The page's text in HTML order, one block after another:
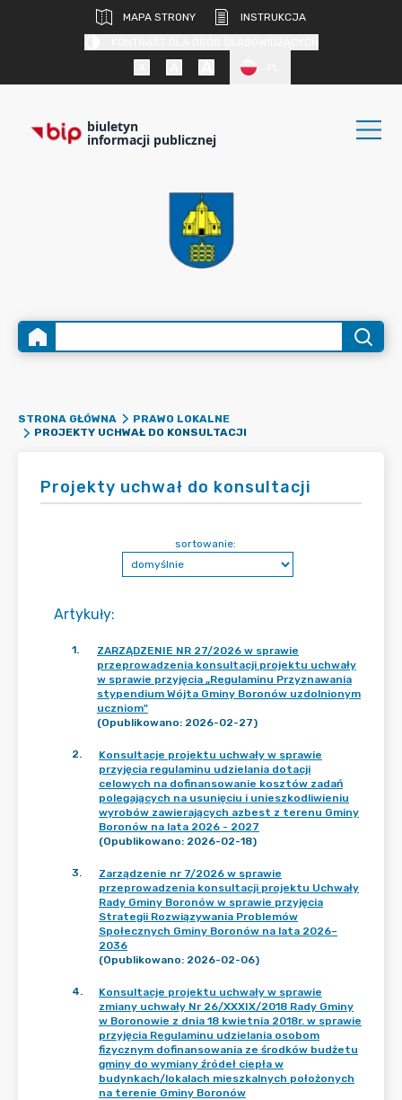
MAPA STRONY
INSTRUKCJA
biuletyn
informacji publicznej
STRONA GŁÓWNA
PRAWO LOKALNE
PROJEKTY UCHWAŁ DO KONSULTACJI
Projekty uchwał do konsultacji
Artykuły:
sortowanie:
1.
ZARZĄDZENIE NR 27/2026 w sprawie
przeprowadzenia konsultacji projektu uchwały
w sprawie przyjęcia „Regulaminu Przyznawania
stypendium Wójta Gminy Boronów uzdolnionym
uczniom"
(Opublikowano: 2026-02-27)
2.
Konsultacje projektu uchwały w sprawie
przyjęcia regulaminu udzielania dotacji
celowych na dofinansowanie kosztów zadań
polegających na usunięciu i unieszkodliwieniu
wyrobów zawierających azbest z terenu Gminy
Boronów na lata 2026 - 2027
(Opublikowano: 2026-02-18)
3.
Zarządzenie nr 7/2026 w sprawie
przeprowadzenia konsultacji projektu Uchwały
Rady Gminy Boronów w sprawie przyjęcia
Strategii Rozwiązywania Problemów
Społecznych Gminy Boronów na lata 2026–
2036
(Opublikowano: 2026-02-06)
4.
Konsultacje projektu uchwały w sprawie
zmiany uchwały Nr 26/XXXIX/2018 Rady Gminy
w Boronowie z dnia 18 kwietnia 2018r. w sprawie
przyjęcia Regulaminu udzielania osobom
fizycznym dofinansowania ze środków budżetu
gminy do wymiany źródeł ciepła w
budynkach/lokalach mieszkalnych położonych
na terenie Gminy Boronów